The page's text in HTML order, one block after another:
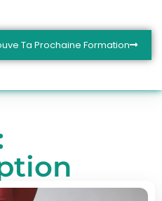
Ta Prochaine Formation